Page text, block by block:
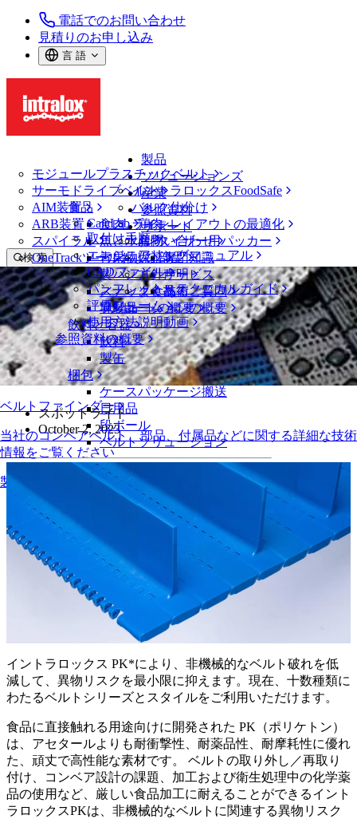
電話でのお問い合わせ
見積りのお申し込み
言 語
製品
モジュールプラスチックベルト
サーモドライブベルト
AIM装置
ARB装置
スパイラル
OneTrackツールおよび部品
ベルトファインダー
当社のコンベアベルト、部品、付属品などに関する詳細な技術
情報をご覧ください
製品の概要
ソリューションズ
イントラロックスFoodSafe
バルク仕分け
ラインレイアウトの最適化
パレタイザー用パッカー
専門知識
サービス
技術
ソリューションの概要
産業
食品
食肉、鶏肉
魚と水産物
青果物
製パン
スナック食品
乳製品
飲料と容器
飲料
製缶
梱包
ケースパッケージ搬送
日用品
段ボール
ベルトソリューション
物流およびマテリアルハンドリング
eコマースと流通
郵便と小包
タイヤおよび自動車産業
タイヤ
自動車
EVバッテリー
工業
業界の概要
参照資料
CalcLab
取付け手順
エンジニアリングマニュアル
CADファイル
パンフレット・テクニカルガイド
評価フォーム
使用方法説明動画
参照資料の概要
サポート
お問い合わせ
保証
方針声明
よくあるご質問
サポートの概要
検 索
メニューを開く
ニュース・メディア
PKベルト材質で食品安全性を向上
十数種類にわたるベルトシリーズとスタイルが利用可能
スポットライト
October 2, 2023
イントラロックス PK*により、非機械的なベルト破れを低
減して、異物リスクを最小限に抑えます。現在、十数種類に
わたるベルトシリーズとスタイルをご利用いただけます。
食品に直接触れる用途向けに開発された PK（ポリケトン）
は、アセタールよりも耐衝撃性、耐薬品性、耐摩耗性に優れ
た、頑丈で高性能な素材です。 ベルトの取り外し／再取り
付け、コンベア設計の課題、加工および衛生処理中の化学薬
品の使用など、厳しい食品加工に耐えることができるイント
ラロックスPKは、非機械的なベルトに関連する異物リスク